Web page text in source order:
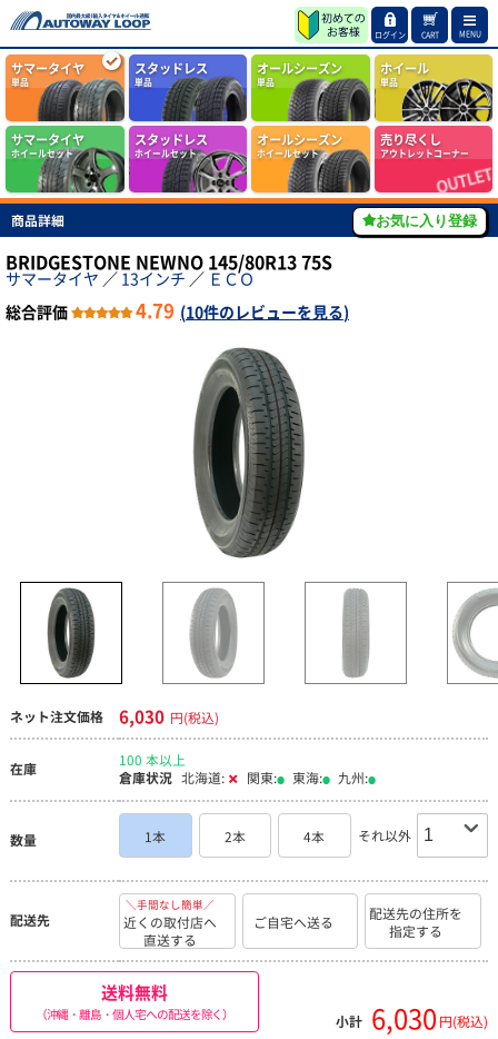
ログイン CART MENU
サマータイヤ
単品
スタッドレス
単品
オールシーズン
単品
ホイール
単品
サマータイヤ
ホイールセット
スタッドレス
ホイールセット
オールシーズン
ホイールセット
売り尽くし
アウトレットコーナー
商品詳細 お気に入り登録
BRIDGESTONE NEWNO 145/80R13 75S
サマータイヤ ／ 13インチ ／ ＥＣＯ
総合評価
4.79 (10件のレビューを見る)
ネット注文価格 6,030 円(税込)
在庫
100 本以上
倉庫状況 北海道: 関東: 東海: 九州:
数量 1本 2本 4本 それ以外
配送先
＼手間なし簡単／
近くの取付店へ
直送する
ご自宅へ送る
配送先の住所を
指定する
送料無料
（沖縄・離島・個人宅への配送を除く） 小計 6,030 円(税込)